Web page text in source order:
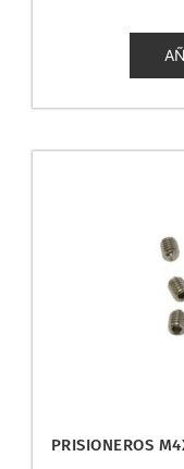
PRISIONEROS